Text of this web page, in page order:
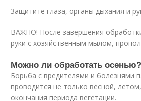
Защитите глаза, органы дыхания и
ВАЖНО! После завершения
руки с хозяйственным мылом,
Можно ли обработать осенью?
Борьба с вредителями и болезнями
проводится не только весной,
окончания периода вегетации.